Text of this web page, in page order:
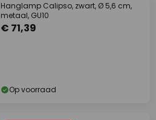
Hanglamp Calipso, zwart, Ø 5,6 cm,
metaal, GU10
€ 71,39
Op voorraad